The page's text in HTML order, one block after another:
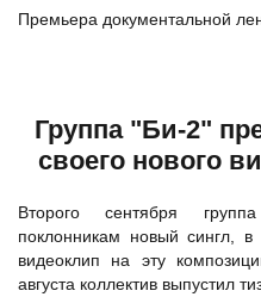
Премьера документальной
Группа "Би-2"
своего нового
Второго сентября
поклонникам новый сингл,
видеоклип на эту
августа коллектив выпустил